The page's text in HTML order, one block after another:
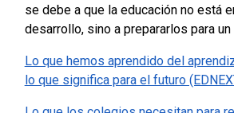
se debe a que la educación no está
desarrollo, sino a prepararlos para un
Lo que hemos aprendido del
lo que significa para el futuro